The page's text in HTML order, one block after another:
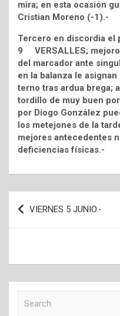
mira; en esta ocasión
Cristian Moreno (-1).-
Tercero en discordia el
9 VERSALLES;
del marcador ante
en la balanza le
terno tras ardua brega;
tordillo de muy buen
por Diogo González
los metejones de la
mejores antecedentes
deficiencias físicas.-
Navegación
de
VIERNES 5 JUNIO.-